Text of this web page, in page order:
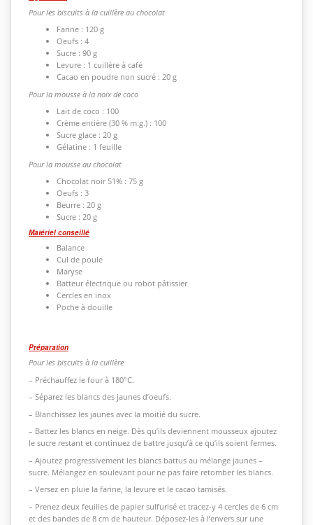
Pour les biscuits à la cuillère au chocolat
Farine : 120 g
Oeufs : 4
Sucre : 90 g
Levure : 1 cuillère à café
Cacao en poudre non sucré : 20 g
Pour la mousse à la noix de coco
Lait de coco : 100
Crème entière (30 % m.g.) : 100
Sucre glace : 20 g
Gélatine : 1 feuille
Pour la mousse au chocolat
Chocolat noir 51% : 75 g
Oeufs : 3
Beurre : 20 g
Sucre : 20 g
Matériel conseillé
Balance
Cul de poule
Maryse
Batteur électrique ou robot pâtissier
Cercles en inox
Poche à douille
Préparation
Pour les biscuits à la cuillère
– Préchauffez le four à 180°C.
– Séparez les blancs des jaunes d’oeufs.
– Blanchissez les jaunes avec la moitié du sucre.
– Battez les blancs en neige. Dès qu’ils deviennent mousseux ajoutez
le sucre restant et continuez de battre jusqu’à ce qu’ils soient fermes.
– Ajoutez progressivement les blancs battus au mélange jaunes –
sucre. Mélangez en soulevant pour ne pas faire retomber les blancs.
– Versez en pluie la farine, la levure et le cacao tamisés.
– Prenez deux feuilles de papier sulfurisé et tracez-y 4 cercles de 6 cm
et des bandes de 8 cm de hauteur. Déposez-les à l’envers sur une